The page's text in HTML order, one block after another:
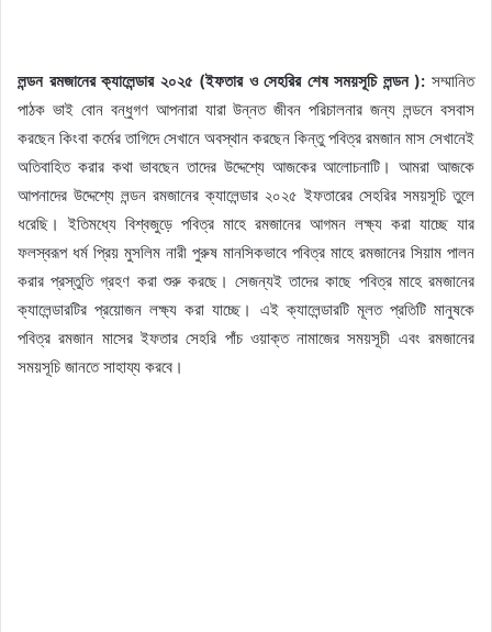
লন্ডন রমজানের ক্যালেন্ডার ২০২৫ (ইফতার ও সেহরির শেষ সময়সূচি লন্ডন ): সম্মানিত
পাঠক ভাই বোন বন্ধুগণ আপনারা যারা উন্নত জীবন পরিচালনার জন্য লন্ডনে বসবাস
করছেন কিংবা কর্মের তাগিদে সেখানে অবস্থান করছেন কিন্তু পবিত্র রমজান মাস সেখানেই
অতিবাহিত করার কথা ভাবছেন তাদের উদ্দেশ্যে আজকের আলোচনাটি। আমরা আজকে
আপনাদের উদ্দেশ্যে লন্ডন রমজানের ক্যালেন্ডার ২০২৫ ইফতারের সেহরির সময়সূচি তুলে
ধরেছি। ইতিমধ্যে বিশ্বজুড়ে পবিত্র মাহে রমজানের আগমন লক্ষ্য করা যাচ্ছে যার
ফলস্বরূপ ধর্ম প্রিয় মুসলিম নারী পুরুষ মানসিকভাবে পবিত্র মাহে রমজানের সিয়াম পালন
করার প্রস্তুতি গ্রহণ করা শুরু করছে। সেজন্যই তাদের কাছে পবিত্র মাহে রমজানের
ক্যালেন্ডারটির প্রয়োজন লক্ষ্য করা যাচ্ছে। এই ক্যালেন্ডারটি মূলত প্রতিটি মানুষকে
পবিত্র রমজান মাসের ইফতার সেহরি পাঁচ ওয়াক্ত নামাজের সময়সূচী এবং রমজানের
সময়সূচি জানতে সাহায্য করবে।